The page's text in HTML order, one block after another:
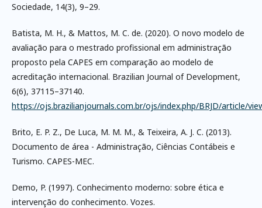
Sociedade, 14(3), 9–29.
Batista, M. H., & Mattos, M. C. de. (2020). O novo modelo de
avaliação para o mestrado profissional em administração
proposto pela CAPES em comparação ao modelo de
acreditação internacional. Brazilian Journal of Development,
6(6), 37115–37140.
https://ojs.brazilianjournals.com.br/ojs/index.php/BRJD/article/
Brito, E. P. Z., De Luca, M. M. M., & Teixeira, A. J. C. (2013).
Documento de área - Administração, Ciências Contábeis e
Turismo. CAPES-MEC.
Demo, P. (1997). Conhecimento moderno: sobre ética e
intervenção do conhecimento. Vozes.